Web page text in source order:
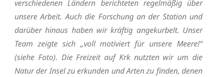
verschiedenen Ländern berichteten regelmäßig über
unsere Arbeit. Auch die Forschung an der Station und
darüber hinaus haben wir kräftig angekurbelt. Unser
Team zeigte sich „voll motiviert für unsere Meere!“
(siehe Foto). Die Freizeit auf Krk nutzten wir um die
Natur der Insel zu erkunden und Arten zu finden, denen